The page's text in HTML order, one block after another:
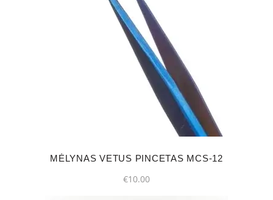
MĖLYNAS VETUS PINCETAS MCS-12
€10.00